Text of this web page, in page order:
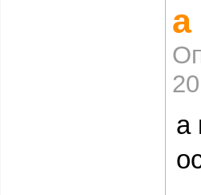
а
а